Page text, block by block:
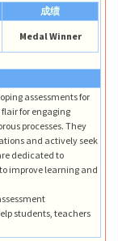
成绩
Medal Winner
assessments for
for engaging
processes. They
and actively seek
dedicated to
improve learning and
students, teachers